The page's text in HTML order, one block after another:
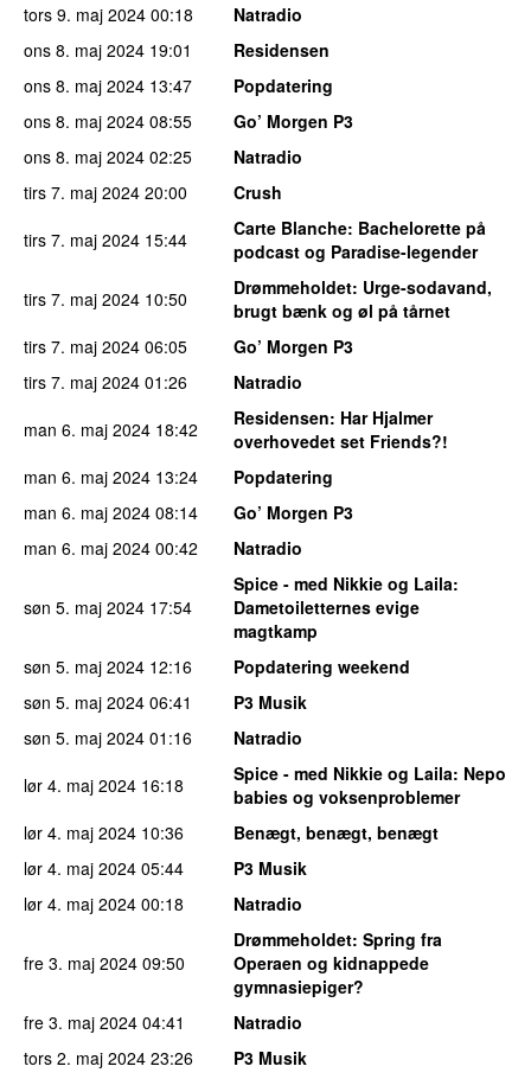
tors 9. maj 2024 00:18
Natradio
ons 8. maj 2024 19:01
Residensen
ons 8. maj 2024 13:47
Popdatering
ons 8. maj 2024 08:55
Go’ Morgen P3
ons 8. maj 2024 02:25
Natradio
tirs 7. maj 2024 20:00
Crush
tirs 7. maj 2024 15:44 Carte Blanche: Bachelorette på
podcast og Paradise-legender
tirs 7. maj 2024 10:50 Drømmeholdet: Urge-sodavand,
brugt bænk og øl på tårnet
tirs 7. maj 2024 06:05
Go’ Morgen P3
tirs 7. maj 2024 01:26
Natradio
man 6. maj 2024 18:42 Residensen: Har Hjalmer
overhovedet set Friends?!
man 6. maj 2024 13:24
Popdatering
man 6. maj 2024 08:14
Go’ Morgen P3
man 6. maj 2024 00:42 Natradio
søn 5. maj 2024 17:54
Spice - med Nikkie og Laila:
Dametoiletternes evige
magtkamp
søn 5. maj 2024 12:16
Popdatering weekend
søn 5. maj 2024 06:41
P3 Musik
søn 5. maj 2024 01:16
Natradio
lør 4. maj 2024 16:18 Spice - med Nikkie og Laila: Nepo
babies og voksenproblemer
lør 4. maj 2024 10:36
Benægt, benægt, benægt
lør 4. maj 2024 05:44
P3 Musik
lør 4. maj 2024 00:18 Natradio
fre 3. maj 2024 09:50
Drømmeholdet: Spring fra
Operaen og kidnappede
gymnasiepiger?
fre 3. maj 2024 04:41
Natradio
tors 2. maj 2024 23:26
P3 Musik